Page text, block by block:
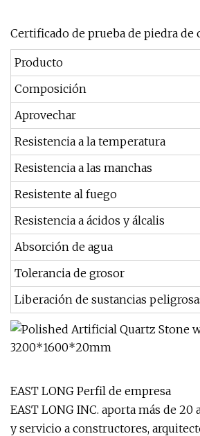
Certificado de prueba de piedra de
Producto
Composición
Aprovechar
Resistencia a la temperatura
Resistencia a las manchas
Resistente al fuego
Resistencia a ácidos y álcalis
Absorción de agua
Tolerancia de grosor
Liberación de sustancias
EAST LONG Perfil de empresa
EAST LONG INC. aporta más de 20
y servicio a constructores,